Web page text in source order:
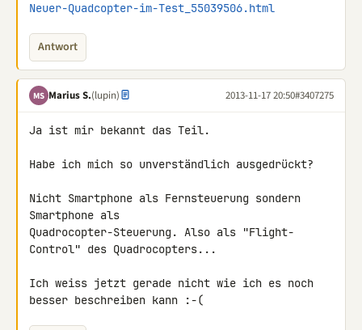
Neuer-Quadcopter-im-Test_55039506.html
Antwort
MS Marius S.(lupin) 2013-11-17 20:50#3407275
Ja ist mir bekannt das Teil.
Habe ich mich so unverständlich ausgedrückt?
Nicht Smartphone als Fernsteuerung sondern
Smartphone als
Quadrocopter-Steuerung. Also als "Flight-
Control" des Quadrocopters...
Ich weiss jetzt gerade nicht wie ich es noch
besser beschreiben kann :-(